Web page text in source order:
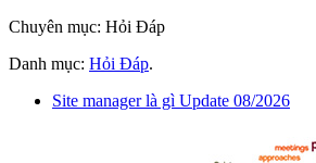
Chuyên mục: Hỏi Đáp
Danh mục: Hỏi Đáp.
Site manager là gì Update 08/2026